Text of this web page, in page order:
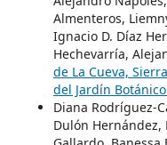
Almenteros,
Ignacio D. Díaz
Hechevarría,
de La Cueva,
del Jardín
Diana Rodríguez-
Dulón Hernández,